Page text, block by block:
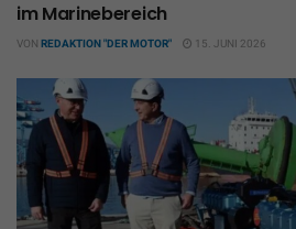
im Marinebereich
VON REDAKTION "DER MOTOR" 15. JUNI 2026